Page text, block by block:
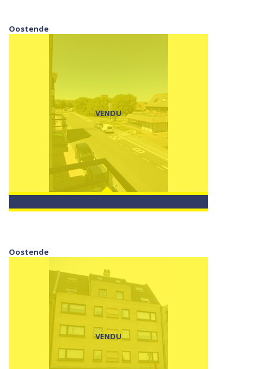
Oostende
VENDU
Oostende
VENDU